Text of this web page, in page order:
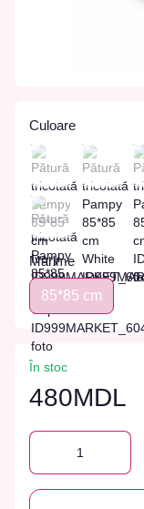
Culoare
Marime
85*85 cm
În stoc
480MDL